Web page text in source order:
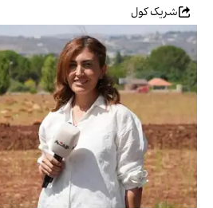
شریک کول